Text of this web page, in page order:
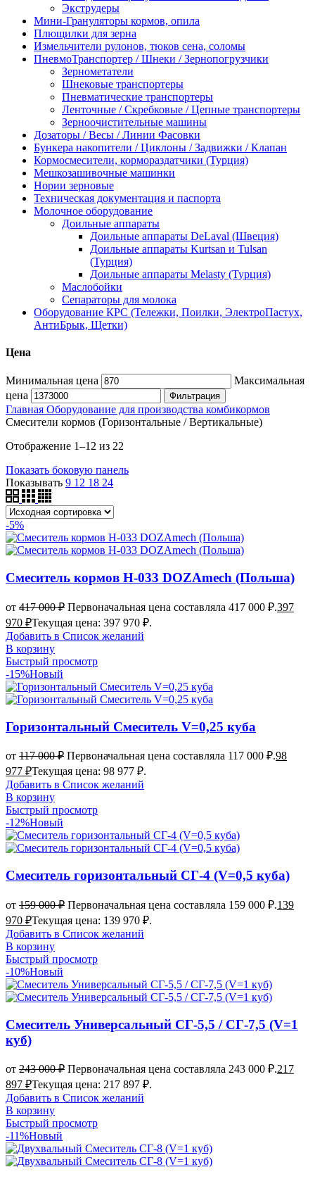
Экструдеры
Мини-Грануляторы кормов, опила
Плющилки для зерна
Измельчители рулонов, тюков сена, соломы
ПневмоТранспортер / Шнеки / Зернопогрузчики
Зернометатели
Шнековые транспортеры
Пневматические транспортеры
Ленточные / Скребковые / Цепные транспортеры
Зерноочистительные машины
Дозаторы / Весы / Линии Фасовки
Бункера накопители / Циклоны / Задвижки / Клапан
Кормосмесители, кормораздатчики (Турция)
Мешкозашивочные машинки
Нории зерновые
Техническая документация и паспорта
Молочное оборудование
Доильные аппараты
Доильные аппараты DeLaval (Швеция)
Доильные аппараты Kurtsan и Tulsan
(Турция)
Доильные аппараты Melasty (Турция)
Маслобойки
Сепараторы для молока
Оборудование КРС (Тележки, Поилки, ЭлектроПастух,
АнтиБрык, Щетки)
Цена
Минимальная цена
Максимальная
цена
Фильтрация
Главная Оборудование для производства комбикормов
Смесители кормов (Горизонтальные / Вертикальные)
Отображение 1–12 из 22
Показать боковую панель
Показывать 9 12 18 24
-5%
Смеситель кормов Н-033 DOZAmech (Польша)
от 417 000₽ Первоначальная цена составляла 417 000 ₽.397
970 ₽Текущая цена: 397 970 ₽.
Добавить в Список желаний
В корзину
Быстрый просмотр
-15%Новый
Горизонтальный Смеситель V=0,25 куба
от 117 000₽ Первоначальная цена составляла 117 000 ₽.98
977 ₽Текущая цена: 98 977 ₽.
Добавить в Список желаний
В корзину
Быстрый просмотр
-12%Новый
Смеситель горизонтальный СГ-4 (V=0,5 куба)
от 159 000₽ Первоначальная цена составляла 159 000 ₽.139
970 ₽Текущая цена: 139 970 ₽.
Добавить в Список желаний
В корзину
Быстрый просмотр
-10%Новый
Смеситель Универсальный СГ-5,5 / СГ-7,5 (V=1
куб)
от 243 000₽ Первоначальная цена составляла 243 000 ₽.217
897 ₽Текущая цена: 217 897 ₽.
Добавить в Список желаний
В корзину
Быстрый просмотр
-11%Новый